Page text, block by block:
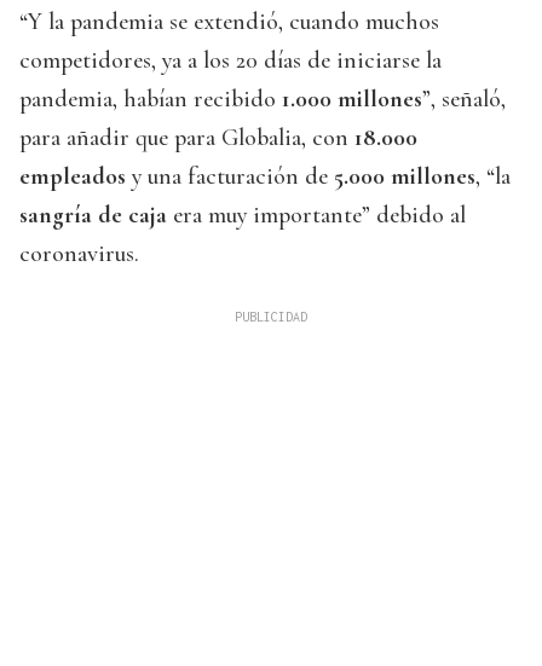
“Y la pandemia se extendió, cuando muchos
competidores, ya a los 20 días de iniciarse la
pandemia, habían recibido 1.000 millones”, señaló,
para añadir que para Globalia, con 18.000
empleados y una facturación de 5.000 millones, “la
sangría de caja era muy importante” debido al
coronavirus.